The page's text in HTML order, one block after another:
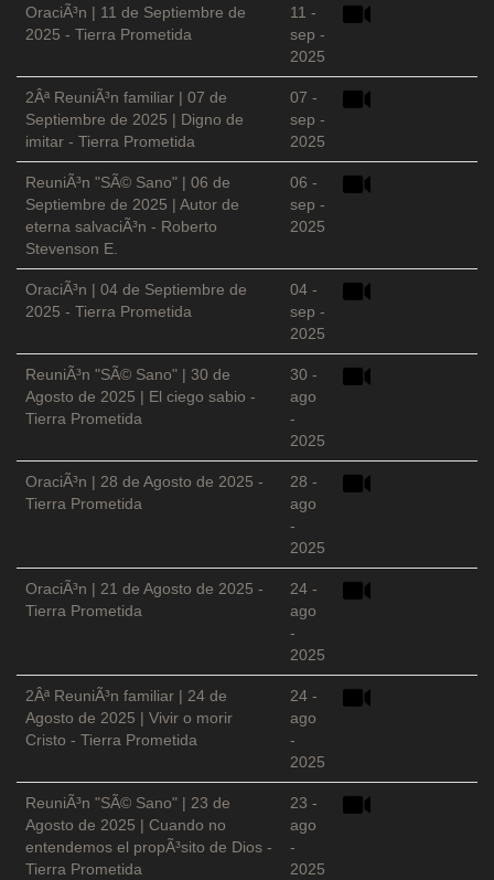
OraciÃ³n | 11 de Septiembre de
2025 - Tierra Prometida
11 -
sep -
2025
2Âª ReuniÃ³n familiar | 07 de
Septiembre de 2025 | Digno de
imitar - Tierra Prometida
07 -
sep -
2025
ReuniÃ³n "SÃ© Sano" | 06 de
Septiembre de 2025 | Autor de
eterna salvaciÃ³n - Roberto
Stevenson E.
06 -
sep -
2025
OraciÃ³n | 04 de Septiembre de
2025 - Tierra Prometida
04 -
sep -
2025
ReuniÃ³n "SÃ© Sano" | 30 de
Agosto de 2025 | El ciego sabio -
Tierra Prometida
30 -
ago
-
2025
OraciÃ³n | 28 de Agosto de 2025 -
Tierra Prometida
28 -
ago
-
2025
OraciÃ³n | 21 de Agosto de 2025 -
Tierra Prometida
24 -
ago
-
2025
2Âª ReuniÃ³n familiar | 24 de
Agosto de 2025 | Vivir o morir
Cristo - Tierra Prometida
24 -
ago
-
2025
ReuniÃ³n "SÃ© Sano" | 23 de
Agosto de 2025 | Cuando no
entendemos el propÃ³sito de Dios -
Tierra Prometida
23 -
ago
-
2025